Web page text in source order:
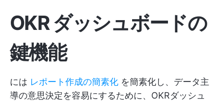
OKR ダッシュボードの
鍵機能
には レポート作成の簡素化 を簡素化し、データ主
導の意思決定を容易にするために、OKRダッシュ